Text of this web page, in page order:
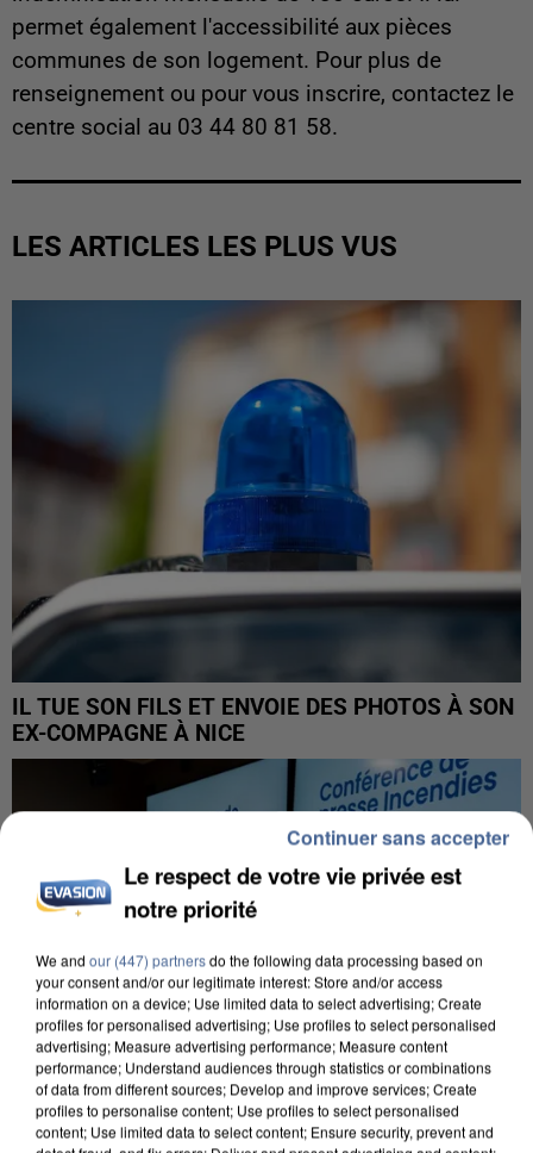
permet également l'accessibilité aux pièces
communes de son logement. Pour plus de
renseignement ou pour vous inscrire, contactez le
centre social au 03 44 80 81 58.
LES ARTICLES LES PLUS VUS
IL TUE SON FILS ET ENVOIE DES PHOTOS À SON
EX-COMPAGNE À NICE
Le respect de votre vie privée est
notre priorité
We and our (447) partnersdo the following data processing based on
your consent and/or our legitimate interest: Store and/or access
information on a device; Use limited data to select advertising; Create
profiles for personalised advertising; Use profiles to select personalised
advertising; Measure advertising performance; Measure content
performance; Understand audiences through statistics or combinations
of data from different sources; Develop and improve services; Create
profiles to personalise content; Use profiles to select personalised
content; Use limited data to select content; Ensure security, prevent and
Continuer sans accepter